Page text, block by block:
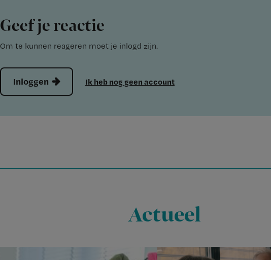
Geef je reactie
Om te kunnen reageren moet je inlogd zijn.
Inloggen Ik heb nog geen account
Actueel